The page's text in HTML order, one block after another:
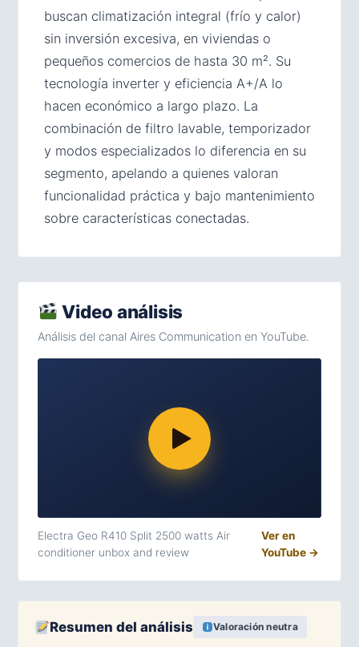
buscan climatización integral (frío y calor)
sin inversión excesiva, en viviendas o
pequeños comercios de hasta 30 m². Su
tecnología inverter y eficiencia A+/A lo
hacen económico a largo plazo. La
combinación de filtro lavable, temporizador
y modos especializados lo diferencia en su
segmento, apelando a quienes valoran
funcionalidad práctica y bajo mantenimiento
sobre características conectadas.
Video análisis
Análisis del canal Aires Communication en YouTube.
Electra Geo R410 Split 2500 watts Air
conditioner unbox and review
Ver en
YouTube →
Resumen del análisis Valoración neutra